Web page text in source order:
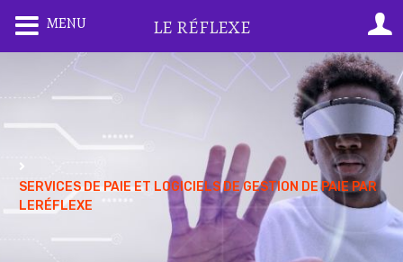
SERVICES DE PAIE ET LOGICIELS DE GESTION DE PAIE PAR
LERÉFLEXE
MENU LE RÉFLEXE